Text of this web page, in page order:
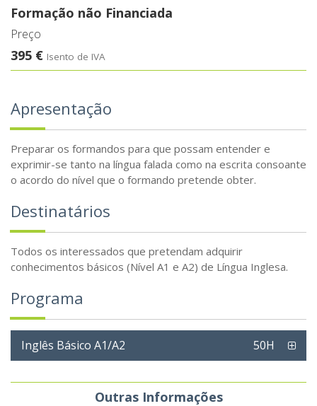
Formação não Financiada
Preço
395 € Isento de IVA
Apresentação
Preparar os formandos para que possam entender e
exprimir-se tanto na língua falada como na escrita consoante
o acordo do nível que o formando pretende obter.
Destinatários
Todos os interessados que pretendam adquirir
conhecimentos básicos (Nível A1 e A2) de Língua Inglesa.
Programa
Inglês Básico A1/A2 50H
Outras Informações